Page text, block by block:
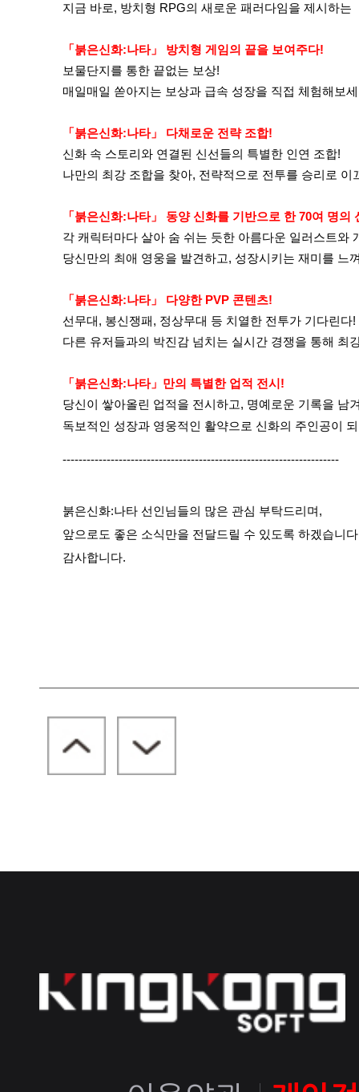
지금 바로, 방치형 RPG의 새로운 패러다임을 제시하는
「붉은신화:나타」 방치형 게임의 끝을 보여주다!
보물단지를 통한 끝없는 보상!
매일매일 쏟아지는 보상과 급속 성장을 직접 체험해보
「붉은신화:나타」 다채로운 전략 조합!
신화 속 스토리와 연결된 신선들의 특별한 인연 조합!
나만의 최강 조합을 찾아, 전략적으로 전투를 승리로 이
「붉은신화:나타」 동양 신화를 기반으로 한 70여 명의
각 캐릭터마다 살아 숨 쉬는 듯한 아름다운 일러스트와
당신만의 최애 영웅을 발견하고, 성장시키는 재미를 느
「붉은신화:나타」 다양한 PVP 콘텐츠!
선무대, 봉신쟁패, 정상무대 등 치열한 전투가 기다린다!
다른 유저들과의 박진감 넘치는 실시간 경쟁을 통해 최
「붉은신화:나타」만의 특별한 업적 전시!
당신이 쌓아올린 업적을 전시하고, 명예로운 기록을 남
독보적인 성장과 영웅적인 활약으로 신화의 주인공이
---------------------------------------------------------------------
붉은신화:나타 선인님들의 많은 관심 부탁드리며,
앞으로도 좋은 소식만을 전달드릴 수 있도록 하겠습니
감사합니다.